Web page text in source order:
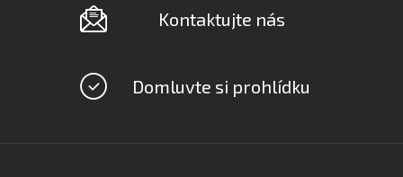
Kontaktujte nás
Domluvte si prohlídku